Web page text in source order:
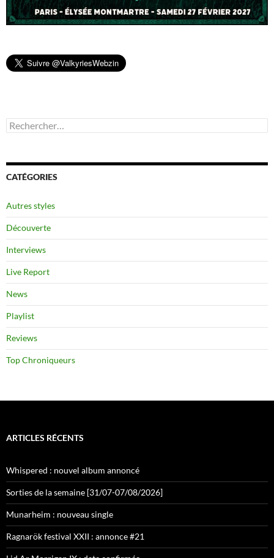
Rechercher :
CATÉGORIES
Autres styles
Découverte
Interviews
Live Report
News
Playlist
Reviews
Top Chroniqueurs
ARTICLES RÉCENTS
Whispered : nouvel album annoncé
Sorties de la semaine [31/07-07/08/2026]
Munarheim : nouveau single
Ragnarök festival XXII : annonce #21